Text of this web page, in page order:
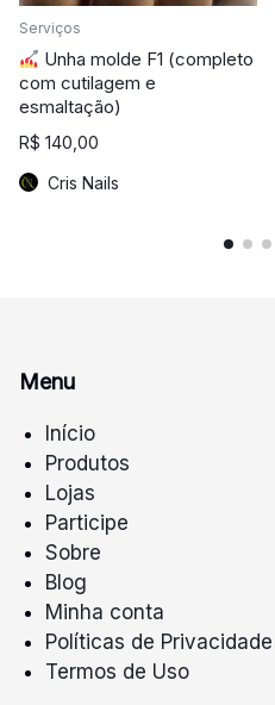
Serviços
Unha molde F1 (completo
com cutilagem e
esmaltação)
R$ 140,00
Cris Nails
Menu
Início
Produtos
Lojas
Participe
Sobre
Blog
Minha conta
Políticas de Privacidade
Termos de Uso